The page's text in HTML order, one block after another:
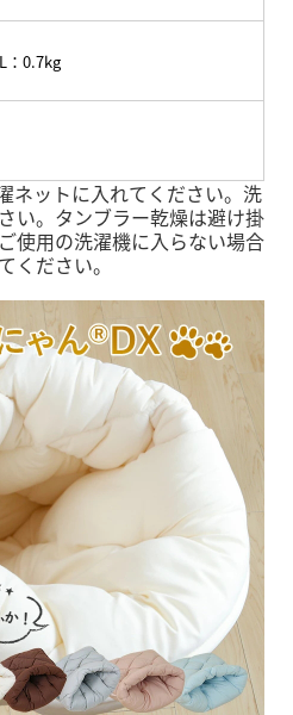
0.7kg
ネットに入れてください。洗
い。タンブラー乾燥は避け掛
使用の洗濯機に入らない場合
ください。